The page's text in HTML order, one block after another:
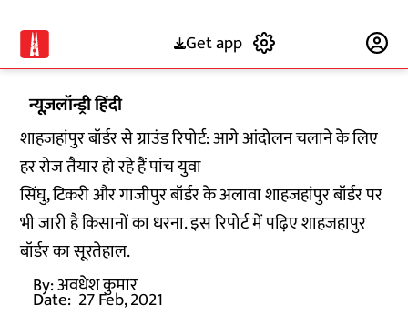
Get app
न्यूज़लॉन्ड्री हिंदी
शाहजहांपुर बॉर्डर से ग्राउंड रिपोर्ट: आगे आंदोलन चलाने के लिए
हर रोज तैयार हो रहे हैं पांच युवा
सिंघु, टिकरी और गाजीपुर बॉर्डर के अलावा शाहजहांपुर बॉर्डर पर
भी जारी है किसानों का धरना. इस रिपोर्ट में पढ़िए शाहजहापुर
बॉर्डर का सूरतेहाल.
By:अवधेश कुमार
Date: 27 Feb, 2021